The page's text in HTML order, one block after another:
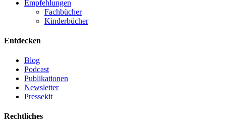
Empfehlungen
Fachbücher
Kinderbücher
Entdecken
Blog
Podcast
Publikationen
Newsletter
Pressekit
Rechtliches